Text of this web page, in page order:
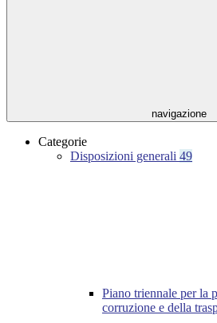
navigazione
Categorie
Disposizioni generali 49
Piano triennale per la
corruzione e della